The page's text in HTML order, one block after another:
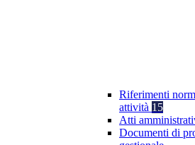
Riferimenti
attività 15
Atti
Documenti di